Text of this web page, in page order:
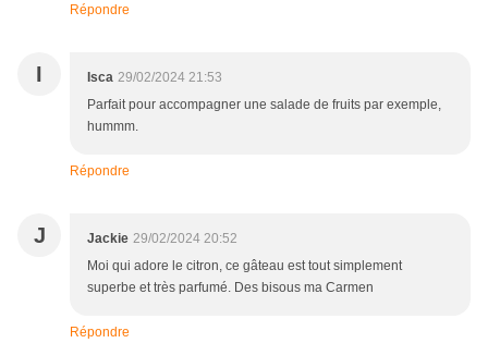
Répondre
I Isca 29/02/2024 21:53
Parfait pour accompagner une salade de fruits par exemple,
hummm.
Répondre
J Jackie 29/02/2024 20:52
Moi qui adore le citron, ce gâteau est tout simplement
superbe et très parfumé. Des bisous ma Carmen
Répondre